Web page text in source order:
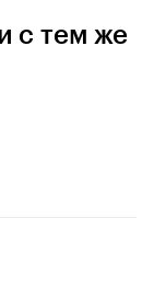
с тем же